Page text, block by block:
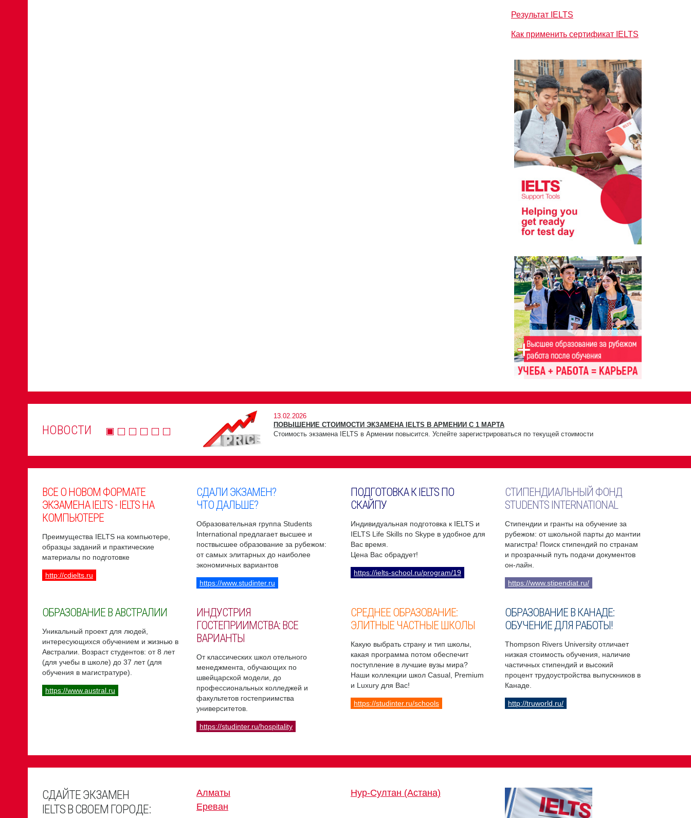
Результат IELTS
Как применить сертификат IELTS
НОВОСТИ
13.02.2026
ПОВЫШЕНИЕ СТОИМОСТИ ЭКЗАМЕНА IELTS В АРМЕНИИ С 1 МАРТА
Стоимость экзамена IELTS в Армении повысится. Успейте зарегистрироваться по текущей стоимости
ВСЕ О НОВОМ ФОРМАТЕ
ЭКЗАМЕНА IELTS - IELTS НА
КОМПЬЮТЕРЕ
Преимущества IELTS на компьютере,
образцы заданий и практические
материалы по подготовке
http://cdielts.ru
СДАЛИ ЭКЗАМЕН?
ЧТО ДАЛЬШЕ?
Образовательная группа Students
International предлагает высшее и
поствысшее образование за рубежом:
от самых элитарных до наиболее
экономичных вариантов
https://www.studinter.ru
ПОДГОТОВКА К IELTS ПО
СКАЙПУ
Индивидуальная подготовка к IELTS и
IELTS Life Skills по Skype в удобное для
Вас время.
Цена Вас обрадует!
https://ielts-school.ru/program/19
СТИПЕНДИАЛЬНЫЙ ФОНД
STUDENTS INTERNATIONAL
Стипендии и гранты на обучение за
рубежом: от школьной парты до мантии
магистра! Поиск стипендий по странам
и прозрачный путь подачи документов
он-лайн.
https://www.stipendiat.ru/
ОБРАЗОВАНИЕ В АВСТРАЛИИ
Уникальный проект для людей,
интересующихся обучением и жизнью в
Австралии. Возраст студентов: от 8 лет
(для учебы в школе) до 37 лет (для
обучения в магистратуре).
https://www.austral.ru
ИНДУСТРИЯ
ГОСТЕПРИИМСТВА: ВСЕ
ВАРИАНТЫ
От классических школ отельного
менеджмента, обучающих по
швейцарской модели, до
профессиональных колледжей и
факультетов гостеприимства
университетов.
https://studinter.ru/hospitality
СРЕДНЕЕ ОБРАЗОВАНИЕ:
ЭЛИТНЫЕ ЧАСТНЫЕ ШКОЛЫ
Какую выбрать страну и тип школы,
какая программа потом обеспечит
поступление в лучшие вузы мира?
Наши коллекции школ Casual, Premium
и Luxury для Вас!
https://studinter.ru/schools
ОБРАЗОВАНИЕ В КАНАДЕ:
ОБУЧЕНИЕ ДЛЯ РАБОТЫ!
Thompson Rivers University отличает
низкая стоимость обучения, наличие
частичных стипендий и высокий
процент трудоустройства выпускников в
Канаде.
http://truworld.ru/
СДАЙТЕ ЭКЗАМЕН
IELTS В СВОЕМ ГОРОДЕ:
Алматы
Ереван
Нур-Султан (Астана)